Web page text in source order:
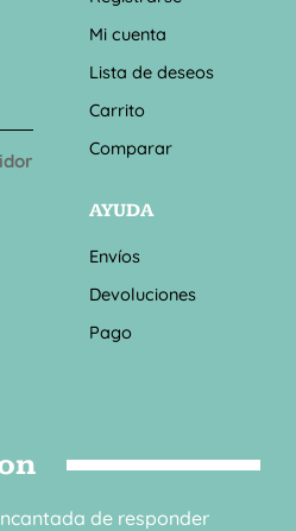
Mi cuenta
Lista de deseos
Carrito
Comparar
AYUDA
Envíos
Devoluciones
Pago
de responder